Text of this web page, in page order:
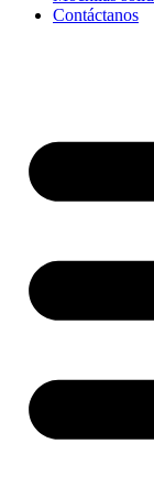
Contáctanos